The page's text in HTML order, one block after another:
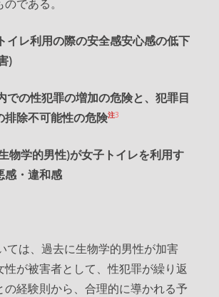
である。
イレ利用の際の安全感安心感の低下
)
での性犯罪の増加の危険と、犯罪目
排除不可能性の危険注3
物学的男性)が女子トイレを利用す
感・違和感
ては、過去に生物学的男性が加害
性が被害者として、性犯罪が繰り返
の経験則から、合理的に導かれる予